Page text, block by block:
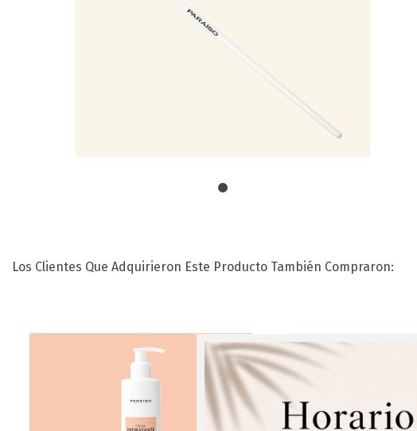
Los Clientes Que Adquirieron Este Producto También Compraron: